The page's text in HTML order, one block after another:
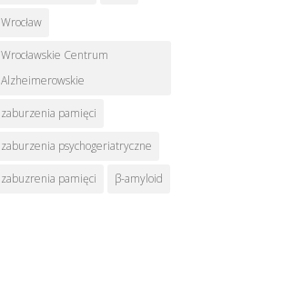
Wrocław
Wrocławskie Centrum
Alzheimerowskie
zaburzenia pamięci
zaburzenia psychogeriatryczne
zabuzrenia pamięci β-amyloid